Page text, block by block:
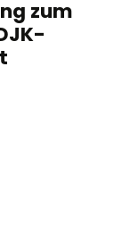
zum